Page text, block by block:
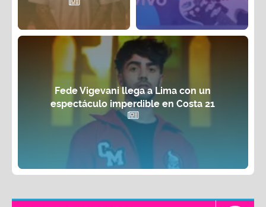
Fede Vigevani llega a Lima con un
espectáculo imperdible en Costa 21